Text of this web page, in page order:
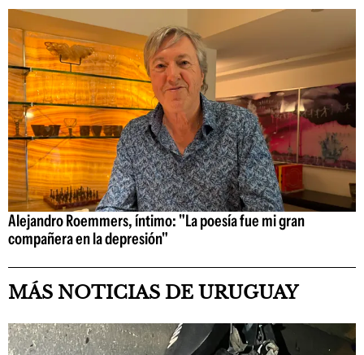
Alejandro Roemmers, íntimo: "La poesía fue mi gran
compañera en la depresión"
MÁS NOTICIAS DE URUGUAY